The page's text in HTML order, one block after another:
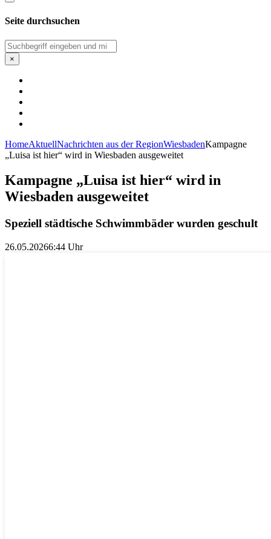
Seite durchsuchen
Suchen
×
HomeAktuellNachrichten aus der RegionWiesbadenKampagne
„Luisa ist hier“ wird in Wiesbaden ausgeweitet
Kampagne „Luisa ist hier“ wird in
Wiesbaden ausgeweitet
Speziell städtische Schwimmbäder wurden geschult
26.05.20266:44 Uhr